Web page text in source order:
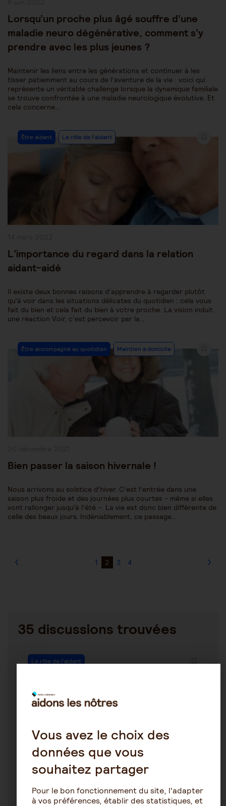
Lorsqu’un proche plus âgé souffre d’une
maladie neuro dégénérative, comment s’y
prendre avec les plus jeunes ?
Maintenir les liens entre les générations et continuer à les
tisser patiemment au cours de l’aventure de la vie : voici qui
représente un véritable challenge lorsque la dynamique familiale
se trouve confrontée à une maladie neurologique évolutive. Et
cela concerne…
Post
Category:
Être aidant Le rôle de l'aidant
L’importance du regard dans la relation
aidant-aidé
Il existe deux bonnes raisons d’apprendre à regarder plutôt
qu’à voir dans les situations délicates du quotidien : cela vous
fait du bien et cela fait du bien à votre proche. La vision induit
une réaction Voir, c’est percevoir par la…
Post
Category:
Être accompagné au quotidien Maintien à domicile
Bien passer la saison hivernale !
Nous arrivons au solstice d’hiver. C’est l’entrée dans une
saison plus froide et des journées plus courtes - même si elles
vont rallonger jusqu’à l’été -. La vie est donc bien différente de
celle des beaux jours. Indéniablement, ce passage…
1 2 3 4
35 discussions trouvées
Le rôle de l'aidant
1 13
Corps de Lewy
Vous avez le choix des
données que vous
souhaitez partager
Pour le bon fonctionnement du site, l'adapter
à vos préférences, établir des statistiques, et